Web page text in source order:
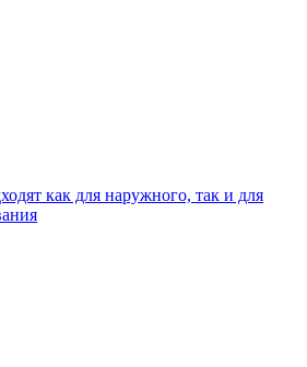
как для наружного, так и для